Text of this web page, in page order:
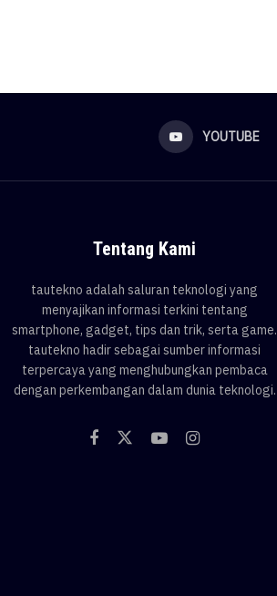
YOUTUBE
Tentang Kami
tautekno adalah saluran teknologi yang
menyajikan informasi terkini tentang
smartphone, gadget, tips dan trik, serta game.
tautekno hadir sebagai sumber informasi
terpercaya yang menghubungkan pembaca
dengan perkembangan dalam dunia teknologi.